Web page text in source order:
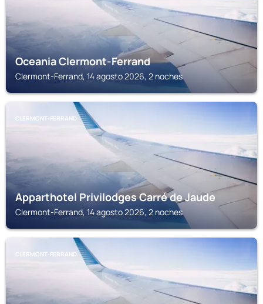
Oceania Clermont-Ferrand
Clermont-Ferrand, 14 agosto 2026, 2 noches
CLERMONT-FERRAND
Apparthotel Privilodges Carré de Jaude
Clermont-Ferrand, 14 agosto 2026, 2 noches
CLERMONT-FERRAND